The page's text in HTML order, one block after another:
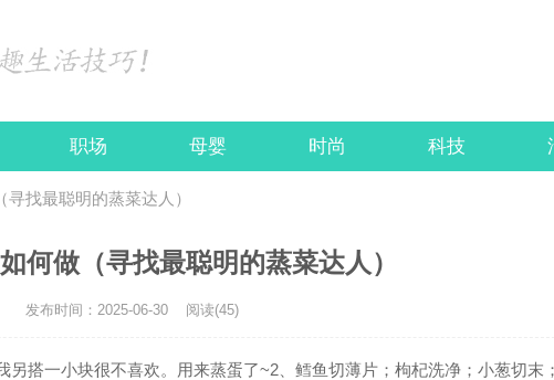
职场 母婴 时尚 科技
找最聪明的蒸菜达人）
何做（寻找最聪明的蒸菜达人）
发布时间：2025-06-30 阅读(45)
搭一小块很不喜欢。用来蒸蛋了~2、鳕鱼切薄片；枸杞洗净；小葱切末